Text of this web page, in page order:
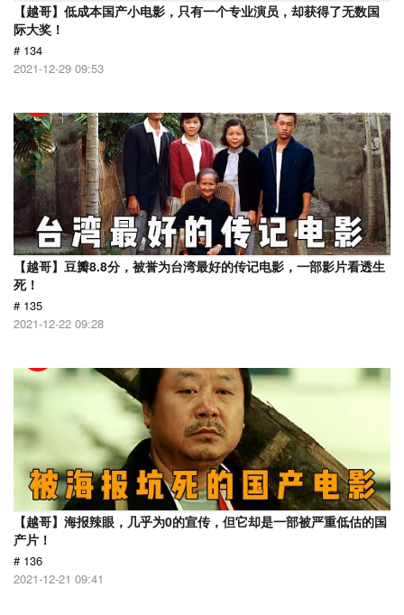
【越哥】低成本国产小电影，只有一个专业演员，却获得了无数国
际大奖！
# 134
2021-12-29 09:53
【越哥】豆瓣8.8分，被誉为台湾最好的传记电影，一部影片看透生
死！
# 135
2021-12-22 09:28
【越哥】海报辣眼，几乎为0的宣传，但它却是一部被严重低估的国
产片！
# 136
2021-12-21 09:41